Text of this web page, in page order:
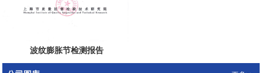
波纹膨胀节检测报告